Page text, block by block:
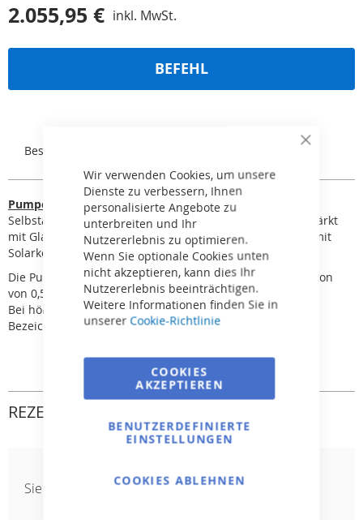
Close
Wir verwenden Cookies, um unsere
Dienste zu verbessern, Ihnen
personalisierte Angebote zu
unterbreiten und Ihr
Nutzererlebnis zu optimieren.
Wenn Sie optionale Cookies unten
nicht akzeptieren, kann dies Ihr
Nutzererlebnis beeinträchtigen.
Weitere Informationen finden Sie in
unserer Cookie-Richtlinie
COOKIES
AKZEPTIEREN
BENUTZERDEFINIERTE
EINSTELLUNGEN
COOKIES ABLEHNEN
2.055,95 € inkl. MwSt.
BEFEHL
Beschreibung
Pumpe Badu Prime
Selbstansaugende Pumpe hoher Qualität. Gehäuse verstärkt
mit Glasfasern. Geeignet für robuste Filtersysteme, z. B. mit
Solarkollektoren.
Die Pumpe kann für Salzwasser mit einer Salzkonzentration
von 0,5 % verwendet werden, also 5 g/l.
Bei höheren Konzentrationen ist eine Pumpe mit der
Bezeichnung „AK“ erforderlich.
REZENSIONEN
Sie bewerten: Badu Prime 48, 400V